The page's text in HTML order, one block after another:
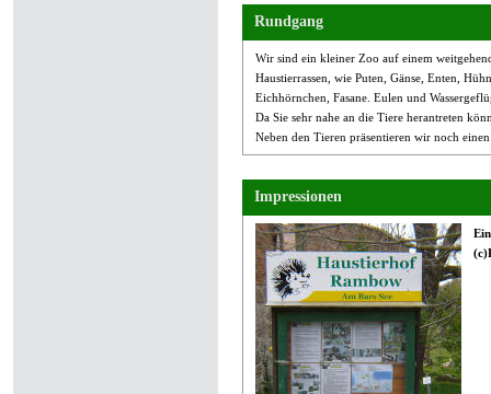
Rundgang
Wir sind ein kleiner Zoo auf einem
Haustierrassen, wie Puten, Gänse, Enten,
Eichhörnchen, Fasane. Eulen und
Da Sie sehr nahe an die Tiere herantreten
Neben den Tieren präsentieren wir noch
Impressionen